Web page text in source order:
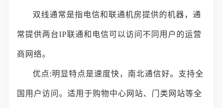
双线通常是指电信和联通机房提供的机器，通
常提供两台IP联通和电信可以访问不同用户的运营
商网络。
优点:明显特点是速度快，南北通信好。支持全
国用户访问。适用于购物中心网站、门类网站等全